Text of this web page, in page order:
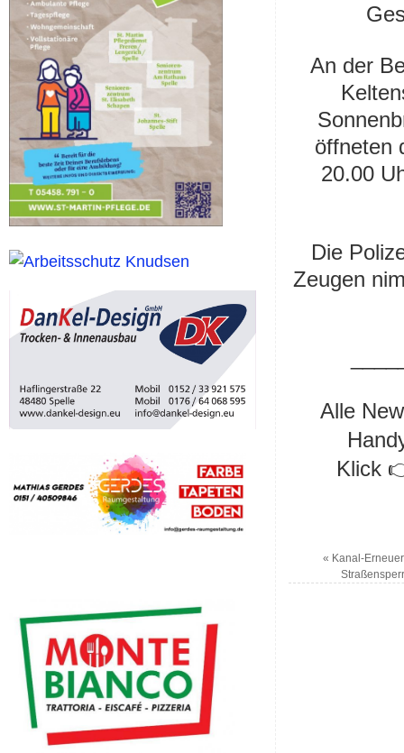
An der
öffneten
20.00
Die
Zeugen
Alle
Klick
« Kanal-